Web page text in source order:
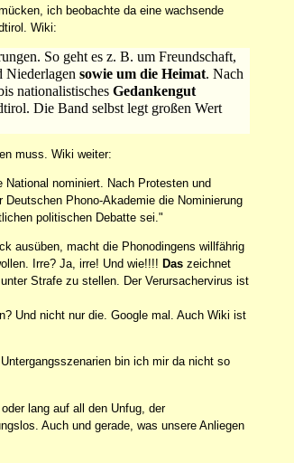
ich beobachte da eine wachsende
Wiki:
So geht es z. B. um Freundschaft,
Niederlagen sowie um die Heimat. Nach
nationalistisches Gedankengut
Die Band selbst legt großen Wert
muss. Wiki weiter:
nominiert. Nach Protesten und
Deutschen Phono-Akademie die Nominierung
politischen Debatte sei."
ausüben, macht die Phonodingens willfährig
Irre? Ja, irre! Und wie!!!! Das zeichnet
Strafe zu stellen. Der Verursachervirus ist
Und nicht nur die. Google mal. Auch Wiki ist
bin ich mir da nicht so
lang auf all den Unfug, der
Auch und gerade, was unsere Anliegen